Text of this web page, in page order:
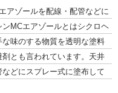
アゾールを配線・配管などに
MCエアゾールとはシクロヘ
味のする物質を透明な塗料
とも言われています。天井
どにスプレー式に塗布して